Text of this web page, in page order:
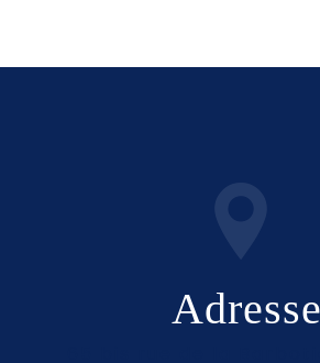
Adresse